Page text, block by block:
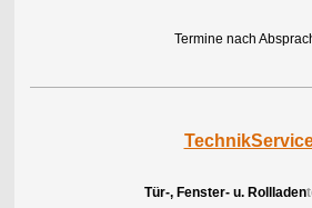
Termine nach
Tür-, Fenster- u. Rollladen